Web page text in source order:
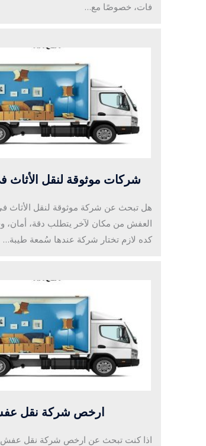
فات، خصوصًا مع…
شركات موثوقة لنقل الأثاث
هل تبحث عن شركة موثوقة لنقل الأثاث
العفش من مكان لآخر يتطلب دقة، أمان،
كده لازم تختار شركة عندها سُمعة طيبة…
ارخص شركة نقل
اذا كنت تبحث عن ارخص شركة نقل عفش